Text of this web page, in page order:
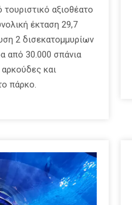
αξιοθέατο
έκταση 29,7
2 δισεκατομμυρίων
από 30.000 σπάνια
και
πάρκο.